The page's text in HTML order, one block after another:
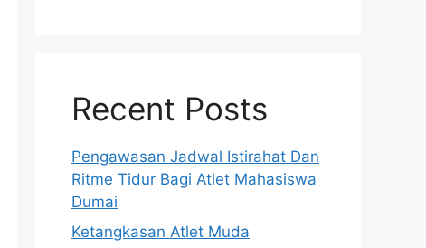
Recent Posts
Pengawasan Jadwal Istirahat Dan
Ritme Tidur Bagi Atlet Mahasiswa
Dumai
Ketangkasan Atlet Muda